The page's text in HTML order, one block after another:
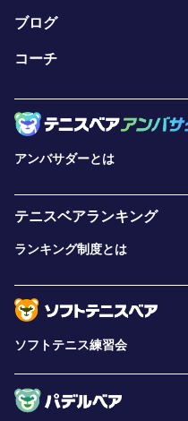
ブログ
コーチ
アンバサダーとは
テニスベアランキング
ランキング制度とは
ソフトテニス練習会